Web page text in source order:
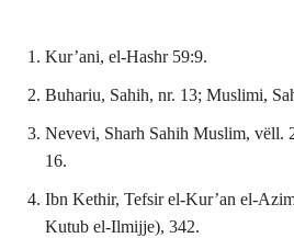
Kur’ani, el-Hashr 59:9.
Buhariu, Sahih, nr. 13; Muslimi,
Nevevi, Sharh Sahih Muslim, vëll.
16.
Ibn Kethir, Tefsir el-Kur’an el-
Kutub el-Ilmijje), 342.